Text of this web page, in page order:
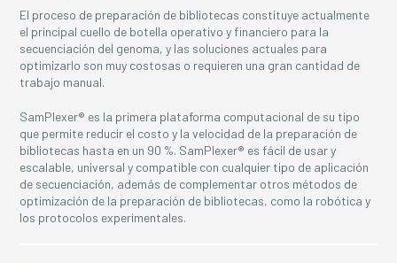
El proceso de preparación de bibliotecas constituye actualmente
el principal cuello de botella operativo y financiero para la
secuenciación del genoma, y ​​las soluciones actuales para
optimizarlo son muy costosas o requieren una gran cantidad de
trabajo manual.
SamPlexer® es la primera plataforma computacional de su tipo
que permite reducir el costo y la velocidad de la preparación de
bibliotecas hasta en un 90 %. SamPlexer® es fácil de usar y
escalable, universal y compatible con cualquier tipo de aplicación
de secuenciación, además de complementar otros métodos de
optimización de la preparación de bibliotecas, como la robótica y
los protocolos experimentales.